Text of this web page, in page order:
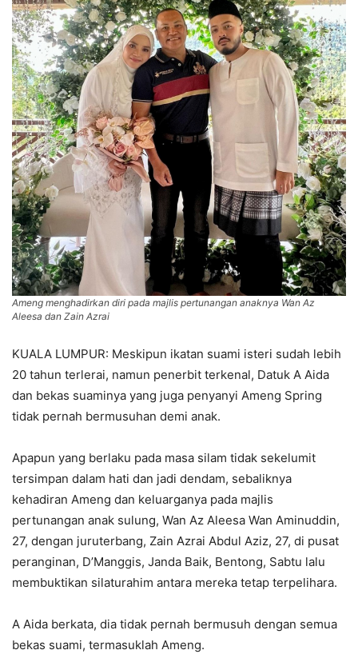
Ameng menghadirkan diri pada majlis pertunangan anaknya Wan Az
Aleesa dan Zain Azrai
KUALA LUMPUR: Meskipun ikatan suami isteri sudah lebih
20 tahun terlerai, namun penerbit terkenal, Datuk A Aida
dan bekas suaminya yang juga penyanyi Ameng Spring
tidak pernah bermusuhan demi anak.
Apapun yang berlaku pada masa silam tidak sekelumit
tersimpan dalam hati dan jadi dendam, sebaliknya
kehadiran Ameng dan keluarganya pada majlis
pertunangan anak sulung, Wan Az Aleesa Wan Aminuddin,
27, dengan juruterbang, Zain Azrai Abdul Aziz, 27, di pusat
peranginan, D’Manggis, Janda Baik, Bentong, Sabtu lalu
membuktikan silaturahim antara mereka tetap terpelihara.
A Aida berkata, dia tidak pernah bermusuh dengan semua
bekas suami, termasuklah Ameng.